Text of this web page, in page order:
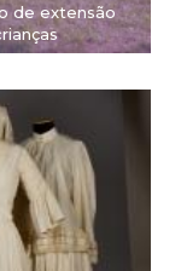
de extensão